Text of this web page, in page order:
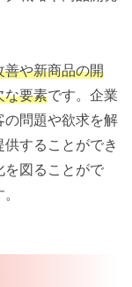
善や新商品の開
な要素です。企業
の問題や欲求を解
することができ
を図ることがで